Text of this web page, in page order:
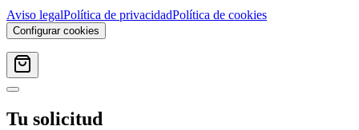
Aviso legalPolítica de privacidadPolítica de cookies
Configurar cookies
Tu solicitud